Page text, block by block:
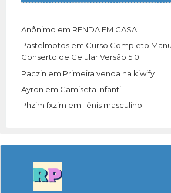
Anônimo em RENDA EM CASA
Pastelmotos em Curso Completo
Conserto de Celular Versão 5.0
Paczin em Primeira venda na kiwify
Ayron em Camiseta Infantil
Phzim fxzim emTênis masculino